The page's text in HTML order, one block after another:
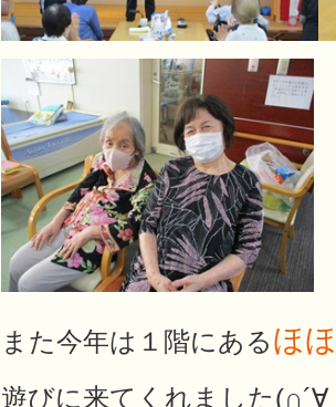
また今年は１階にあるほ
遊びに来てくれました